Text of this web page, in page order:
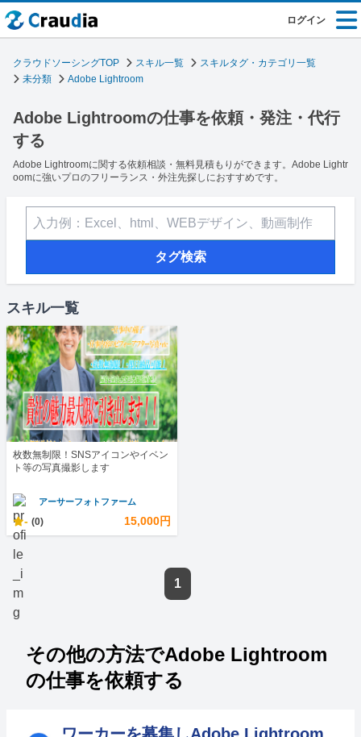
ログイン
クラウドソーシングTOP スキル一覧
スキルタグ・カテゴリ一覧
未分類
Adobe Lightroom
Adobe Lightroomの仕事を依頼・発注・代行
する
Adobe Lightroomに関する依頼相談・無料見積もりができます。Adobe Lightr
oomに強いプロのフリーランス・外注先探しにおすすめです。
タグ検索
スキル一覧
枚数無制限！SNSアイコンやイベン
ト等の写真撮影します
アーサーフォトファーム
- (0) 15,000円
1
その他の方法でAdobe Lightroom
の仕事を依頼する